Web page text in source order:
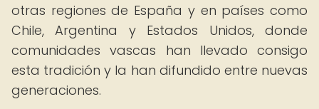
otras regiones de España y en países como
Chile, Argentina y Estados Unidos, donde
comunidades vascas han llevado consigo
esta tradición y la han difundido entre nuevas
generaciones.